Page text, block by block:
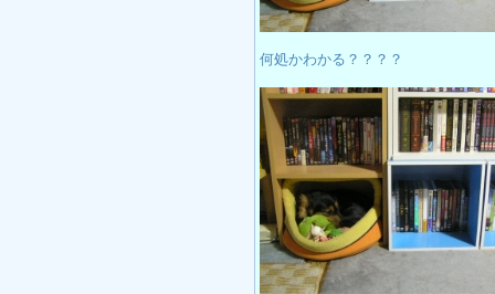
何処かわかる？？？？